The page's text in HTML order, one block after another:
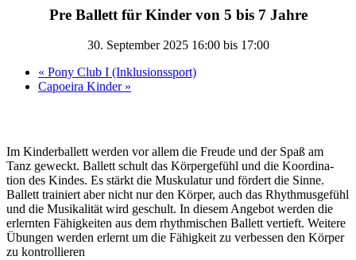
Pre Ballett für Kinder von 5 bis 7 Jahre
30. September 2025 16:00bis 17:00
« Pony Club I (Inklusionssport)
Capoeira Kinder »
Im Kinderballett werden vor allem die Freude und der Spaß am
Tanz geweckt. Ballett schult das Körpergefühl und die Koordina-
tion des Kindes. Es stärkt die Muskulatur und fördert die Sinne.
Ballett trainiert aber nicht nur den Körper, auch das Rhythmusgefühl
und die Musikalität wird geschult. In diesem Angebot werden die
erlernten Fähigkeiten aus dem rhythmischen Ballett vertieft. Weitere
Übungen werden erlernt um die Fähigkeit zu verbessen den Körper
zu kontrollieren